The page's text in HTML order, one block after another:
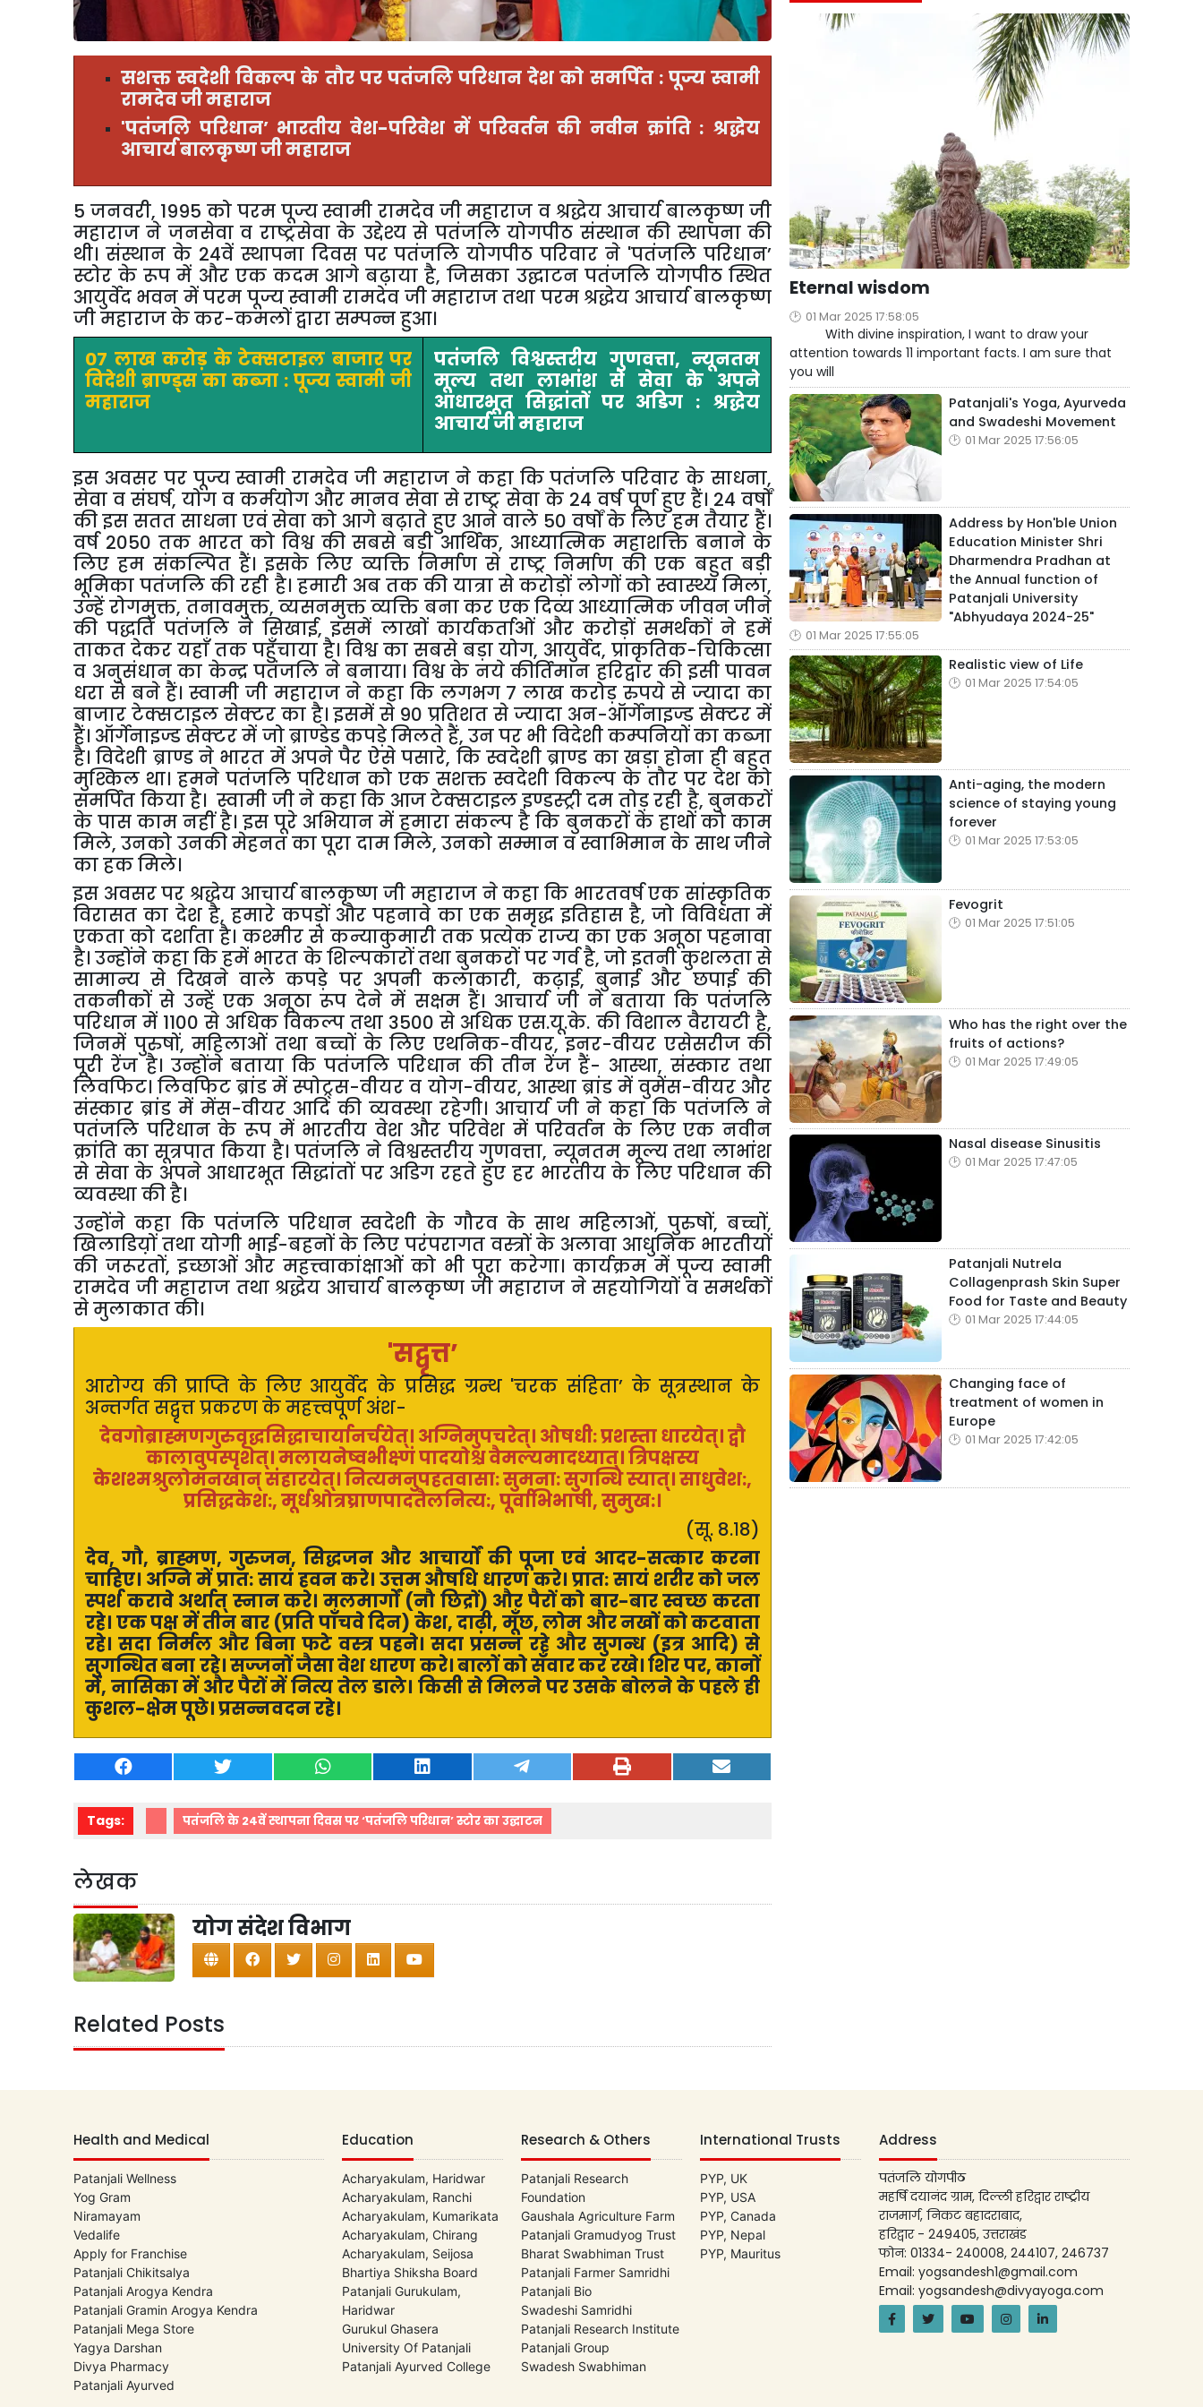
सशक्त स्वदेशी विकल्प के तौर पर पतंजलि परिधान देश को समर्पित : पूज्य स्वामी
रामदेव जी महाराज
'पतंजलि परिधान’ भारतीय वेश-परिवेश में परिवर्तन की नवीन क्रांति : श्रद्धेय
आचार्य बालकृष्ण जी महाराज
5 जनवरी, 1995 को परम पूज्य स्वामी रामदेव जी महाराज व श्रद्धेय आचार्य बालकृष्ण जी
महाराज ने जनसेवा व राष्ट्रसेवा के उद्देश्य से पतंजलि योगपीठ संस्थान की स्थापना की
थी। संस्थान के 24वें स्थापना दिवस पर पतंजलि योगपीठ परिवार ने 'पतंजलि परिधान’
स्टोर के रूप में और एक कदम आगे बढ़ाया है,जिसका उद्घाटन पतंजलि योगपीठ स्थित
आयुर्वेद भवन में परम पूज्य स्वामी रामदेव जी महाराज तथा परम श्रद्धेय आचार्य बालकृष्ण
जी महाराज के कर-कमलों द्वारा सम्पन्न हुआ।
07 लाख करोड़ के टेक्सटाइल बाजार पर
विदेशी ब्राण्ड्स का कब्जा : पूज्य स्वामी जी
महाराज
पतंजलि विश्वस्तरीय गुणवत्ता, न्यूनतम
मूल्य तथा लाभांश से सेवा के अपने
आधारभूत सिद्धांतों पर अडिग : श्रद्धेय
आचार्य जी महाराज
इस अवसर पर पूज्य स्वामी रामदेव जी महाराज ने कहा कि पतंजलि परिवार के साधना,
सेवा व संघर्ष, योग व कर्मयोग और मानव सेवा से राष्ट्र सेवा के 24 वर्ष पूर्ण हुए हैं। 24 वर्षों
की इस सतत साधना एवं सेवा को आगे बढ़ाते हुए आने वाले 50 वर्षों के लिए हम तैयार हैं।
वर्ष 2050 तक भारत को विश्व की सबसे बड़ी आर्थिक, आध्यात्मिक महाशक्ति बनाने के
लिए हम संकल्पित हैं। इसके लिए व्यक्ति निर्माण से राष्ट्र निर्माण की एक बहुत बड़ी
भूमिका पतंजलि की रही है। हमारी अब तक की यात्रा से करोड़ों लोगों को स्वास्थ्य मिला,
उन्हें रोगमुक्त, तनावमुक्त,व्यसनमुक्त व्यक्ति बना कर एक दिव्य आध्यात्मिक जीवन जीने
की पद्धति पतंजलि ने सिखाई,इसमें लाखों कार्यकर्ताओं और करोड़ों समर्थकों ने हमें
ताकत देकर यहाँ तक पहुँचाया है। विश्व का सबसे बड़ा योग, आयुर्वेद, प्राकृतिक-चिकित्सा
व अनुसंधान का केन्द्र पतंजलि ने बनाया। विश्व के नये कीर्तिमान हरिद्वार की इसी पावन
धरा से बने हैं। स्वामी जी महाराज ने कहा कि लगभग 7 लाख करोड़ रुपये से ज्यादा का
बाजार टेक्सटाइल सेक्टर का है। इसमें से 90 प्रतिशत से ज्यादा अन-ऑर्गेनाइज्ड सेक्टर में
हैं। ऑर्गेनाइज्ड सेक्टर में जो ब्राण्डेड कपड़े मिलते हैं,उन पर भी विदेशी कम्पनियों का कब्जा
है। विदेशी ब्राण्ड ने भारत में अपने पैर ऐसे पसारे, कि स्वदेशी ब्राण्ड का खड़ा होना ही बहुत
मुश्किल था। हमने पतंजलि परिधान को एक सशक्त स्वदेशी विकल्प के तौर पर देश को
समर्पित किया है। स्वामी जी ने कहा कि आज टेक्सटाइल इण्डस्ट्री दम तोड़ रही है, बुनकरों
के पास काम नहीं है। इस पूरे अभियान में हमारा संकल्प है कि बुनकरों के हाथों को काम
मिले,उनको उनकी मेहनत का पूरा दाम मिले,उनको सम्मान व स्वाभिमान के साथ जीने
का हक मिले।
इस अवसर पर श्रद्धेय आचार्य बालकृष्ण जी महाराज ने कहा कि भारतवर्ष एक सांस्कृतिक
विरासत का देश है,हमारे कपड़ों और पहनावे का एक समृद्ध इतिहास है,जो विविधता में
एकता को दर्शाता है। कश्मीर से कन्याकुमारी तक प्रत्येक राज्य का एक अनूठा पहनावा
है। उन्होंने कहा कि हमें भारत के शिल्पकारों तथा बुनकरों पर गर्व है,जो इतनी कुशलता से
सामान्य से दिखने वाले कपड़े पर अपनी कलाकारी, कढ़ाई,बुनाई और छपाई की
तकनीकों से उन्हें एक अनूठा रूप देने में सक्षम हैं। आचार्य जी ने बताया कि पतंजलि
परिधान में 1100 से अधिक विकल्प तथा 3500 से अधिक एस.यू.के. की विशाल वैरायटी है,
जिनमें पुरुषों, महिलाओं तथा बच्चों के लिए एथनिक-वीयर,इनर-वीयर एसेसरीज की
पूरी रेंज है। उन्होंने बताया कि पतंजलि परिधान की तीन रेंज हैं- आस्था,संस्कार तथा
लिवफिट। लिवफिट ब्रांड में स्पोट्र्स-वीयर व योग-वीयर, आस्था ब्रांड में वुमेंस-वीयर और
संस्कार ब्रांड में मेंस-वीयर आदि की व्यवस्था रहेगी। आचार्य जी ने कहा कि पतंजलि ने
पतंजलि परिधान के रूप में भारतीय वेश और परिवेश में परिवर्तन के लिए एक नवीन
क्रांति का सूत्रपात किया है। पतंजलि ने विश्वस्तरीय गुणवत्ता,न्यूनतम मूल्य तथा लाभांश
से सेवा के अपने आधारभूत सिद्धांतों पर अडिग रहते हुए हर भारतीय के लिए परिधान की
व्यवस्था की है।
उन्होंने कहा कि पतंजलि परिधान स्वदेशी के गौरव के साथ महिलाओं, पुरुषों, बच्चों,
खिलाडिय़ों तथा योगी भाई-बहनों के लिए परंपरागत वस्त्रों के अलावा आधुनिक भारतीयों
की जरूरतों,इच्छाओं और महत्त्वाकांक्षाओं को भी पूरा करेगा। कार्यक्रम में पूज्य स्वामी
रामदेव जी महाराज तथा श्रद्धेय आचार्य बालकृष्ण जी महाराज ने सहयोगियों व समर्थकों
से मुलाकात की।
'सद्वृत्त’
आरोग्य की प्राप्ति के लिए आयुर्वेद के प्रसिद्ध ग्रन्थ 'चरक संहिता’ के सूत्रस्थान के
अन्तर्गत सद्वृत्त प्रकरण के महत्त्वपूर्ण अंश-
देवगोब्राह्मणगुरुवृद्धसिद्धाचार्यानर्चयेत्। अग्निमुपचरेत्। ओषधी: प्रशस्ता धारयेत्। द्वौ
कालावुपस्पृशेत्। मलायनेष्वभीक्ष्णं पादयोश्च वैमल्यमादध्यात्। त्रिपक्षस्य
केशश्मश्रुलोमनखान् संहारयेत्। नित्यमनुपहतवासा: सुमना: सुगन्धि स्यात्। साधुवेश:,
प्रसिद्धकेश:,मूर्धश्रोत्रघ्राणपादतैलनित्य:,पूर्वाभिभाषी,सुमुख:।
(सू. 8.१8)
देव,गौ, ब्राह्मण, गुरुजन,सिद्धजन और आचार्यों की पूजा एवं आदर-सत्कार करना
चाहिए। अग्नि में प्रात: सायं हवन करे। उत्तम औषधि धारण करे। प्रात: सायं शरीर को जल
स्पर्श करावे अर्थात् स्नान करे। मलमार्गों (नौ छिद्रों) और पैरों को बार-बार स्वच्छ करता
रहे। एक पक्ष में तीन बार (प्रति पाँचवे दिन) केश,दाढ़ी, मूँछ,लोम और नखों को कटवाता
रहे। सदा निर्मल और बिना फटे वस्त्र पहने। सदा प्रसन्न रहे और सुगन्ध (इत्र आदि) से
सुगन्धित बना रहे। सज्जनों जैसा वेश धारण करे। बालों को सँवार कर रखे। शिर पर,कानों
में,नासिका में और पैरों में नित्य तेल डाले। किसी से मिलने पर उसके बोलने के पहले ही
कुशल-क्षेम पूछे। प्रसन्नवदन रहे।
Tags: पतंजलि के 24वें स्थापना दिवस पर ‘पतंजलि परिधान’ स्टोर का उद्घाटन
लेखक
योग संदेश विभाग
Related Posts
Eternal wisdom
01 Mar 2025 17:58:05
With divine inspiration, I want to draw your
attention towards 11 important facts. I am sure that
you will
Patanjali's Yoga, Ayurveda
and Swadeshi Movement
01 Mar 2025 17:56:05
Address by Hon'ble Union
Education Minister Shri
Dharmendra Pradhan at
the Annual function of
Patanjali University
"Abhyudaya 2024-25"
01 Mar 2025 17:55:05
Realistic view of Life
01 Mar 2025 17:54:05
Anti-aging, the modern
science of staying young
forever
01 Mar 2025 17:53:05
Fevogrit
01 Mar 2025 17:51:05
Who has the right over the
fruits of actions?
01 Mar 2025 17:49:05
Nasal disease Sinusitis
01 Mar 2025 17:47:05
Patanjali Nutrela
Collagenprash Skin Super
Food for Taste and Beauty
01 Mar 2025 17:44:05
Changing face of
treatment of women in
Europe
01 Mar 2025 17:42:05
Health and Medical
Patanjali Wellness
Yog Gram
Niramayam
Vedalife
Apply for Franchise
Patanjali Chikitsalya
Patanjali Arogya Kendra
Patanjali Gramin Arogya Kendra
Patanjali Mega Store
Yagya Darshan
Divya Pharmacy
Patanjali Ayurved
Education
Acharyakulam, Haridwar
Acharyakulam, Ranchi
Acharyakulam, Kumarikata
Acharyakulam, Chirang
Acharyakulam, Seijosa
Bhartiya Shiksha Board
Patanjali Gurukulam,
Haridwar
Gurukul Ghasera
University Of Patanjali
Patanjali Ayurved College
Research & Others
Patanjali Research
Foundation
Gaushala Agriculture Farm
Patanjali Gramudyog Trust
Bharat Swabhiman Trust
Patanjali Farmer Samridhi
Patanjali Bio
Swadeshi Samridhi
Patanjali Research Institute
Patanjali Group
Swadesh Swabhiman
International Trusts
PYP, UK
PYP, USA
PYP, Canada
PYP, Nepal
PYP, Mauritus
Address
पतंजलि योगपीठ
महर्षि दयानंद ग्राम, दिल्ली हरिद्वार राष्ट्रीय
राजमार्ग, निकट बहादराबाद,
हरिद्वार - 249405, उत्तराखंड
फोन: 01334- 240008, 244107, 246737
Email: yogsandesh1@gmail.com
Email: yogsandesh@divyayoga.com